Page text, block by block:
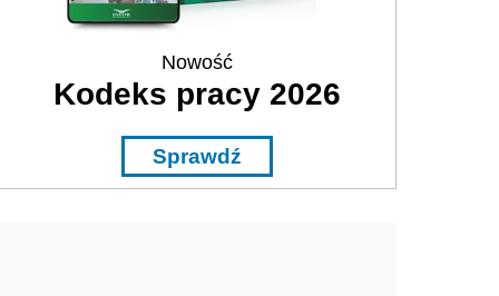
Nowość
Kodeks pracy 2026
Sprawdź